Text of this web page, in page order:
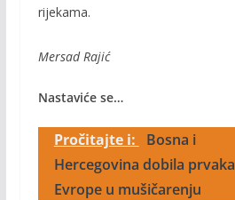
rijekama.
Mersad Rajić
Nastaviće se…
Pročitajte i:
Bosna i
Hercegovina dobila prvaka
Evrope u mušičarenju